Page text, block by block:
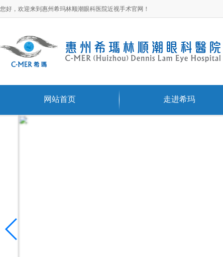
您好，欢迎来到惠州希玛林顺潮眼科医院近视手术官网！
网站首页 走进希玛